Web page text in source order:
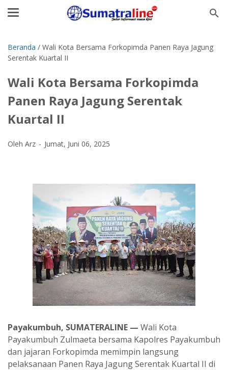
Beranda / Wali Kota Bersama Forkopimda Panen Raya Jagung
Serentak Kuartal II
Wali Kota Bersama Forkopimda
Panen Raya Jagung Serentak
Kuartal II
Oleh Arz Jumat, Juni 06, 2025
Payakumbuh, SUMATERALINE — Wali Kota
Payakumbuh Zulmaeta bersama Kapolres Payakumbuh
dan jajaran Forkopimda memimpin langsung
pelaksanaan Panen Raya Jagung Serentak Kuartal II di